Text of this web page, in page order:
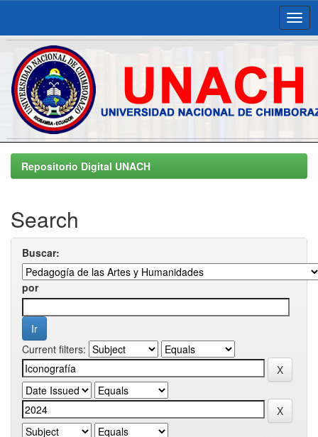
Skip
navigationRepositorio Digital UNACH
Search
Buscar:
por
Current filters: